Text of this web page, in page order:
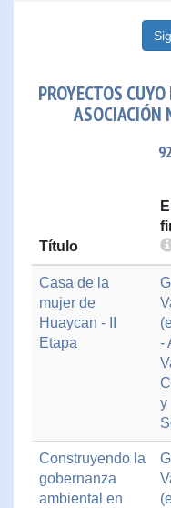
PROYECTOS
ASOCIACIÓN
Título
Casa de la
mujer de
Huaycan - II
Etapa
-
y
Construyendo la
gobernanza
ambiental en